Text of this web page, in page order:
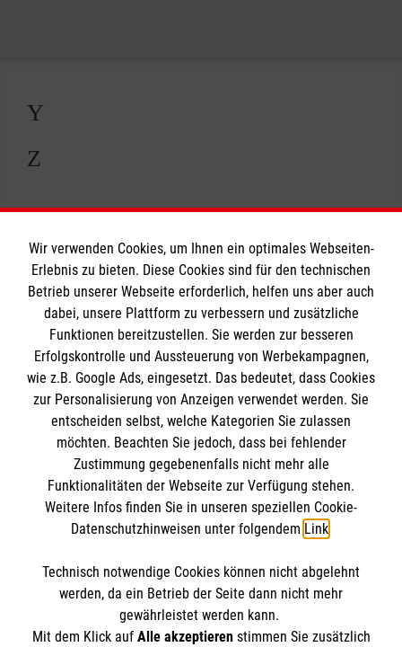
Y
Z
Informationen
Impressum
Datenschutz
Kontakt
Barrierefreiheit
Die Malteser
Malteser in Deutschland
Malteserorden
Sharepoint
Spendenkonto
Bank: Pax-Bank für Kirche und Caritas eG
IBAN: DE15 3706 0120 1201 2130 17
BIC: GENODED1PA7
So finden Sie uns
Wir verwenden Cookies, um Ihnen ein optimales Webseiten-
Erlebnis zu bieten. Diese Cookies sind für den technischen
Betrieb unserer Webseite erforderlich, helfen uns aber auch
dabei, unsere Plattform zu verbessern und zusätzliche
Funktionen bereitzustellen. Sie werden zur besseren
Erfolgskontrolle und Aussteuerung von Werbekampagnen,
wie z.B. Google Ads, eingesetzt. Das bedeutet, dass Cookies
zur Personalisierung von Anzeigen verwendet werden. Sie
entscheiden selbst, welche Kategorien Sie zulassen
möchten. Beachten Sie jedoch, dass bei fehlender
Zustimmung gegebenenfalls nicht mehr alle
Funktionalitäten der Webseite zur Verfügung stehen.
Weitere Infos finden Sie in unseren speziellen Cookie-
Datenschutzhinweisen unter folgendem Link.
Technisch notwendige Cookies können nicht abgelehnt
werden, da ein Betrieb der Seite dann nicht mehr
gewährleistet werden kann.
Mit dem Klick auf Alle akzeptierenstimmen Sie zusätzlich